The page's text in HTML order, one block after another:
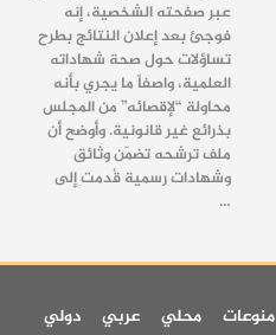
عبر صفحته الشخصية، إنه
فوجئ بعد إعلان النتائج بطرح
تساؤلات حول صحة شهاداته
العلمية، واصفاً ما يجري بأنه
محاولة “لإقصائه” من المجلس
بذرائع غير قانونية. وأوضح أن
ملف ترشحه تضمّن وثائق
وشهادات رسمية قُدمت إلى
…
منوعات محلي عربي دولي